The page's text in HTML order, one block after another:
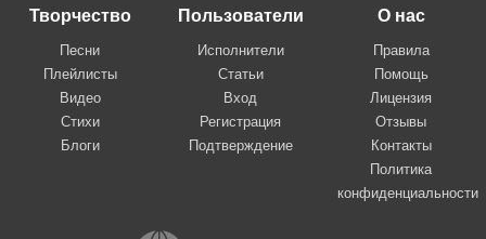
Творчество
Песни
Плейлисты
Видео
Стихи
Блоги
Пользователи
Исполнители
Статьи
Вход
Регистрация
Подтверждение
О нас
Правила
Помощь
Лицензия
Отзывы
Контакты
Политика
конфиденциальности